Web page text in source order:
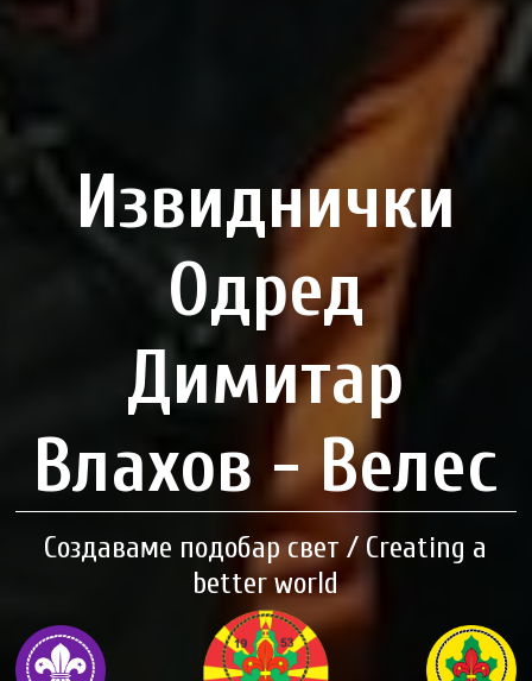
Извиднички
Одред
Димитар
Влахов - Велес
Создаваме подобар свет / Creating a
better world